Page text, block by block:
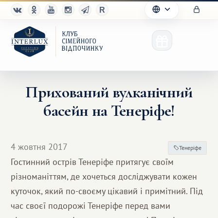
Клуб
Партнерам
Благотворительность
Прихований вулканічний
басейн на Тенеріфе!
4 жовтня 2017 Тенеріфе
Гостинний острів Тенеріфе притягує своїм
різноманіттям, де хочеться досліджувати кожен
куточок, який по-своєму цікавий і примітний. Під
час своєї подорожі Тенеріфе перед вами